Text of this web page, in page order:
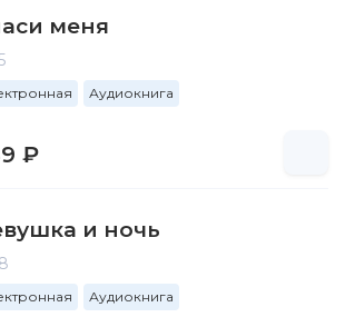
меня
Аудиокнига
₽
и ночь
Аудиокнига